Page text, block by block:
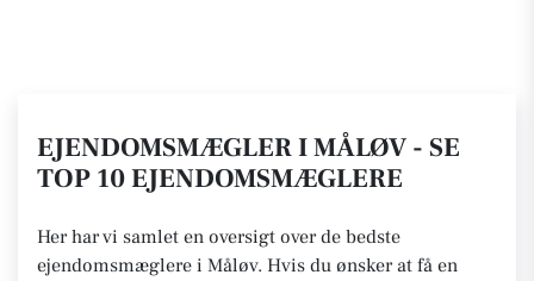
EJENDOMSMÆGLER I MÅLØV - SE
TOP 10 EJENDOMSMÆGLERE
Her har vi samlet en oversigt over de bedste
ejendomsmæglere i Måløv. Hvis du ønsker at få en